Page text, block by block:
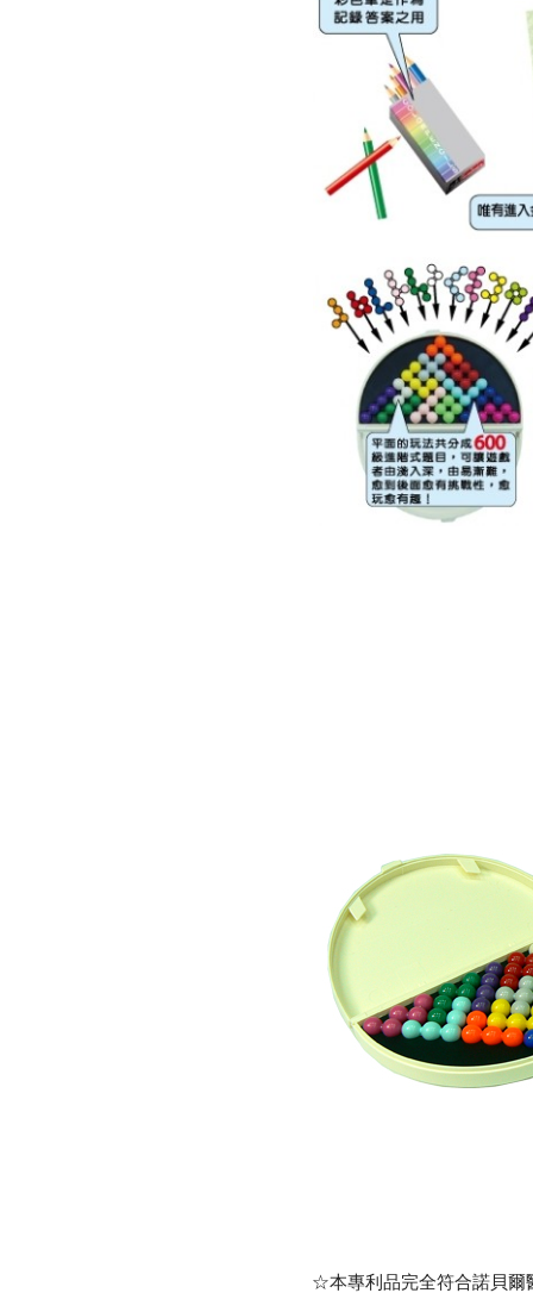
☆本專利品完全符合諾貝爾